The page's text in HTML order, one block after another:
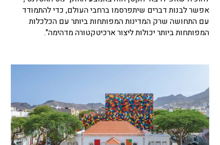
אפשר לבנות דברים שיתפרסמו ברחבי העולם, כדי להתמודד
עם התחושה שרק המדינות המפותחות ביותר עם הכלכלות
המפותחות ביותר יכולות ליצור ארכיטקטורה מדהימה".